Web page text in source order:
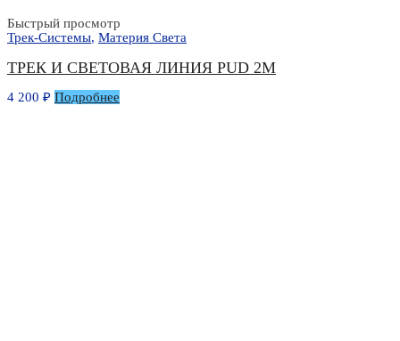
Быстрый просмотр
Трек-Системы, Материя Света
ТРЕК И СВЕТОВАЯ ЛИНИЯ PUD 2М
4 200 ₽ Подробнее